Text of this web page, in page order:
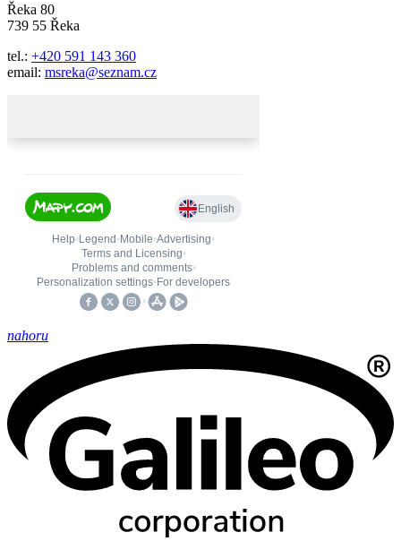
Řeka 80
739 55 Řeka
tel.: +420 591 143 360
email: msreka@seznam.cz
nahoru